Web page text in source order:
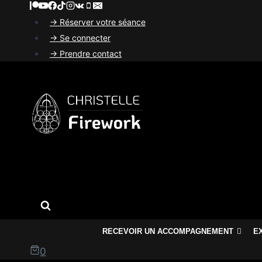
contenu
→ Réserver votre séance
→ Se connecter
→ Prendre contact
RECEVOIR UN ACCOMPAGNEMENT
0